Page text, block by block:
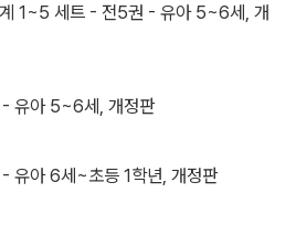
1~5 세트 - 전5권 - 유아 5~6세, 개
유아 5~6세, 개정판
유아 6세~초등 1학년, 개정판